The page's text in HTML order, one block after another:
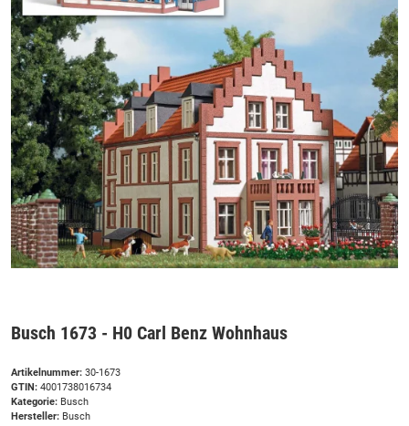
Busch 1673 - H0 Carl Benz Wohnhaus
Artikelnummer: 30-1673
GTIN: 4001738016734
Kategorie: Busch
Hersteller: Busch